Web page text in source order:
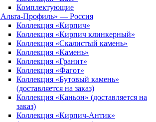
Комплектующие
Профиль» — Россия
Коллекция «Кирпич»
Коллекция «Кирпич клинкерный»
Коллекция «Скалистый камень»
Коллекция «Камень»
Коллекция «Гранит»
Коллекция «Фагот»
Коллекция «Бутовый камень»
(доставляется на заказ)
Коллекция «Каньон» (доставляется на
заказ)
Коллекция «Кирпич-Антик»